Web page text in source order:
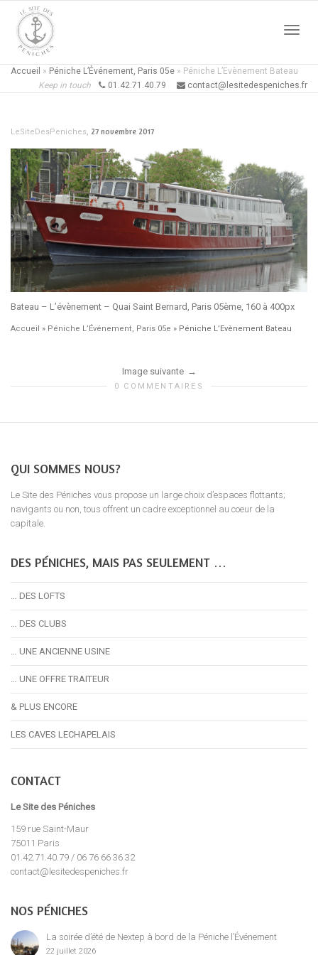
Accueil » Péniche L’Événement, Paris 05e » Péniche L’Evènement Bateau
Keep in touch
01.42.71.40.79 contact@lesitedespeniches.fr
LeSiteDesPeniches, 27 novembre 2017
Bateau – L’évènement – Quai Saint Bernard, Paris 05ème, 160 à 400px
Accueil » Péniche L’Événement, Paris 05e » Péniche L’Evènement Bateau
Image suivante
0 COMMENTAIRES
QUI SOMMES NOUS?
Le Site des Péniches vous propose un large choix d’espaces flottants;
navigants ou non, tous offrent un cadre exceptionnel au coeur de la
capitale.
DES PÉNICHES, MAIS PAS SEULEMENT …
… DES LOFTS
… DES CLUBS
… UNE ANCIENNE USINE
… UNE OFFRE TRAITEUR
& PLUS ENCORE
LES CAVES LECHAPELAIS
CONTACT
Le Site des Péniches
159 rue Saint-Maur
75011 Paris
01.42.71.40.79 / 06 76 66 36 32
contact@lesitedespeniches.fr
NOS PÉNICHES
La soirée d’été de Nextep à bord de la Péniche l’Événement
22 juillet 2026